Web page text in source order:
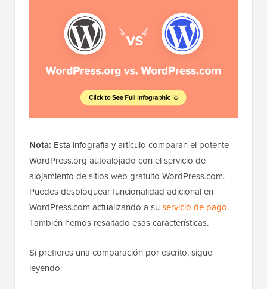
Nota: Esta infografía y artículo comparan el potente
WordPress.org autoalojado con el servicio de
alojamiento de sitios web gratuito WordPress.com.
Puedes desbloquear funcionalidad adicional en
WordPress.com actualizando a su servicio de pago.
También hemos resaltado esas características.
Si prefieres una comparación por escrito, sigue
leyendo.